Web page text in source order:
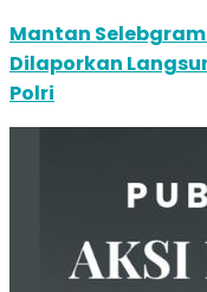
Mantan
Dilaporkan
Polri